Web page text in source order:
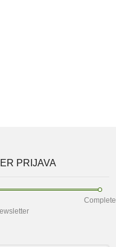
PRIJAVA
Complete